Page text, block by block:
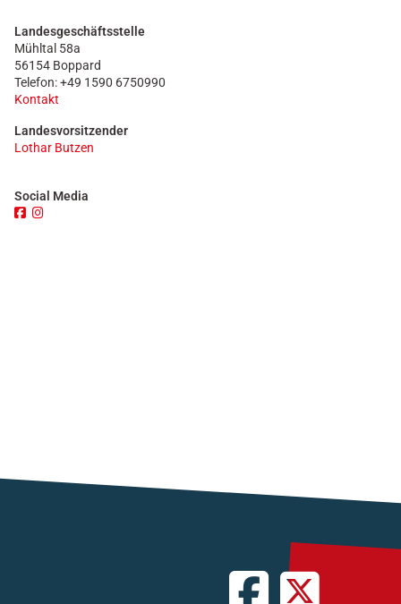
Landesgeschäftsstelle
Mühltal 58a
56154 Boppard
Telefon: +49 1590 6750990
Kontakt
Landesvorsitzender
Lothar Butzen
Social Media